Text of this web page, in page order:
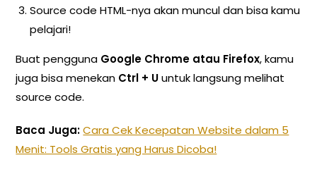
Source code HTML-nya akan muncul dan bisa kamu
pelajari!
Buat pengguna Google Chrome atau Firefox, kamu
juga bisa menekan Ctrl + Uuntuk langsung melihat
source code.
Baca Juga: Cara Cek Kecepatan Website dalam 5
Menit: Tools Gratis yang Harus Dicoba!